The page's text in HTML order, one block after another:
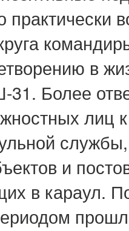
практически
в
Более
лиц
и
в караул.